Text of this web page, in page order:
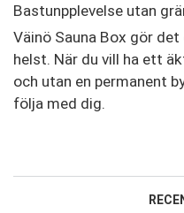
Bastunpplevelse utan
Väinö Sauna Box gör
helst. När du vill ha ett
och utan en permanent
följa med dig.